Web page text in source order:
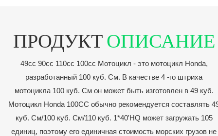
ПРОДУКТОПИСАНИЕ
49cc 90cc 110cc 100cc Мотоцикл - это мотоцикл Honda,
разработанный 100 куб. См. В качестве 4 -го штриха
мотоцикла 100 куб. См он может быть изготовлен в 49 куб.
Мотоцикл Honda 100CC обычно рекомендуется составлять
куб. См/100 куб. См/110 куб. 1*40'HQ может загружать 105
единиц, поэтому его единичная стоимость морских грузов не